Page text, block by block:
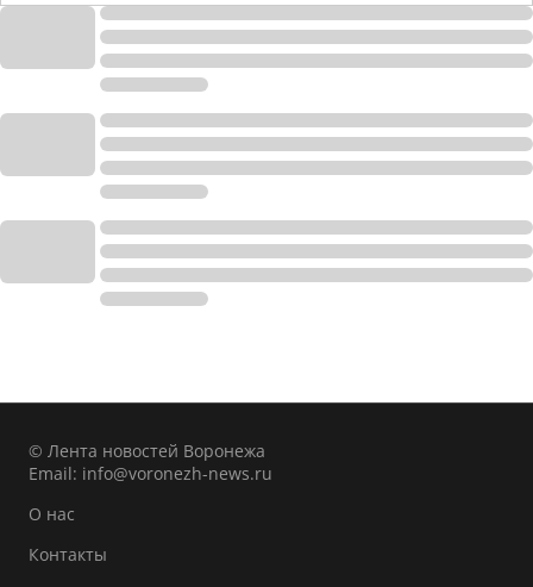
© Лента новостей Воронежа
Email: info@voronezh-news.ru
О нас
Контакты